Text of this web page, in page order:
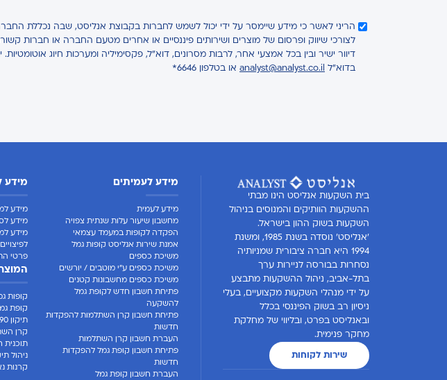
הריני לאשר כי מידע שיימסר על ידי יכול לשמש לחברות בקבוצת אנליסט, שבה נכללת
לצורכי שיווק ופרסום של מוצרים ושירותים פיננסיים או אחרים מטעם החברה או חברות
דיוור ישיר ובין בכל אמצעי אחר, לרבות מסרונים, דוא"ל, פקסימיליה ומערכות חיוג
בדוא"ל
analyst@analyst.co.il או בטלפון 6646*
בית השקעות אנליסט הינו מבתי
ההשקעות הוותיקים והמנוסים בניהול
השקעות בשוק ההון בישראל.
'אנליסט' נוסדה בשנת 1985, ומשנת
1994 היא חברה ציבורית שמניותיה
נסחרות בבורסה לניירות ערך
בתל-אביב, ניהול ההשקעות מתבצע
על ידי מנהלי השקעות מקצועיים, בעלי
ניסיון רב בשוק הפיננסי בכלל
ובאנליסט בפרט, ובליווי של מחלקת
מחקר פנימית.
שירות לקוחות
מידע לעמיתים
מידע לעמית
מחשבון שיעור עלות שנתית צפויה
הפקדה לקופות במעמד עצמאי
אמנת שירות אנליסט קופות גמל
משיכת כספים
משיכת כספים ע"י מוטבים / יורשים
משיכת כספים מחשבונות קטנים
פתיחת חשבון חדש לקופת גמל
להשקעה
פתיחת חשבון קרן השתלמות להפקדות
חדשות
העברת חשבון קרן השתלמות
פתיחת חשבון קופת גמל להפקדות
חדשות
העברת חשבון קופת גמל
מידע
מידע
מידע
מידע
לפיצויים
פרטי
קופות
קופת
תיקון 190
קרן
תוכנית
ניהול
קרנות